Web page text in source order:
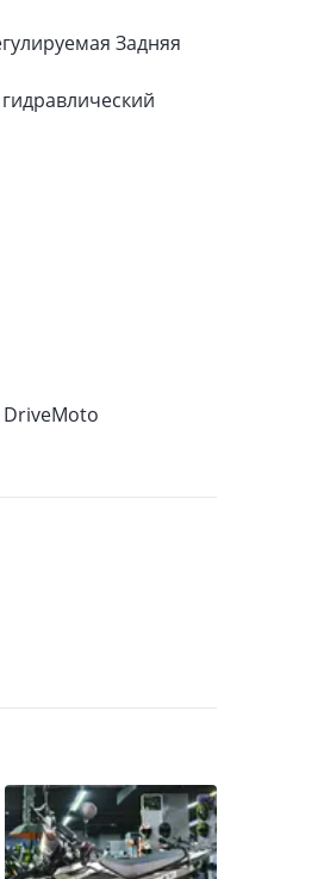
Задняя
DriveMoto